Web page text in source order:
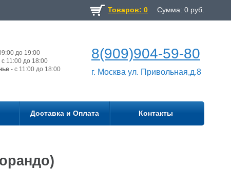
Товаров: 0 Сумма: 0 руб.
до 19:00
с 11:00 до 18:00
- с 11:00 до 18:00
8(909)904-59-80
г. Москва ул. Привольная,д.8
Доставка и Оплата Контакты